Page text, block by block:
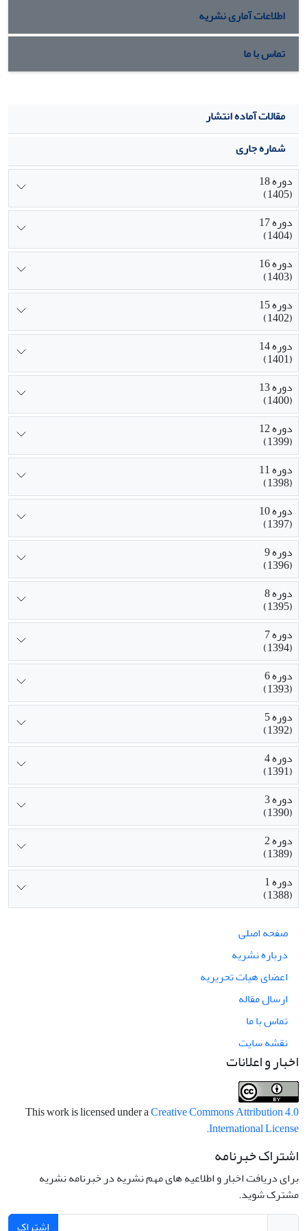
اطلاعات آماری نشریه
تماس با ما
مقالات آماده انتشار
شماره جاری
دوره 18
(1405)
دوره 17
(1404)
دوره 16
(1403)
دوره 15
(1402)
دوره 14
(1401)
دوره 13
(1400)
دوره 12
(1399)
دوره 11
(1398)
دوره 10
(1397)
دوره 9
(1396)
دوره 8
(1395)
دوره 7
(1394)
دوره 6
(1393)
دوره 5
(1392)
دوره 4
(1391)
دوره 3
(1390)
دوره 2
(1389)
دوره 1
(1388)
صفحه اصلی
درباره نشریه
اعضای هیات تحریریه
ارسال مقاله
تماس با ما
نقشه سایت
اخبار و اعلانات
This work is licensed under aCreative Commons Attribution 4.0
International License
.
اشتراک خبرنامه
برای دریافت اخبار و اطلاعیه های مهم نشریه در خبرنامه نشریه
مشترک شوید.